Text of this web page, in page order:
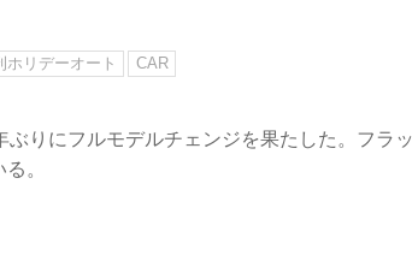
ホリデーオート CAR
りにフルモデルチェンジを果たした。フラッ
。